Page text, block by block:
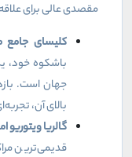
مقصدی عالی برای
کلیسای جامع
باشکوه خود،
جهان است.
بالای آن،
گالریا ویتوریو
قدیمی‌ترین